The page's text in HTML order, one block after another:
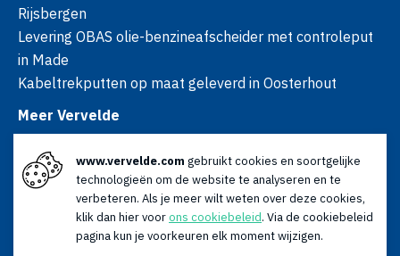
Rijsbergen
Levering OBAS olie-benzineafscheider met controleput
in Made
Kabeltrekputten op maat geleverd in Oosterhout
Meer Vervelde
Nieuws
Advies
Openingstijden
www.vervelde.com gebruikt cookies en soortgelijke
technologieën om de website te analyseren en te
verbeteren. Als je meer wilt weten over deze cookies,
klik dan hier voorons cookiebeleid. Via de cookiebeleid
pagina kun je voorkeuren elk moment wijzigen.